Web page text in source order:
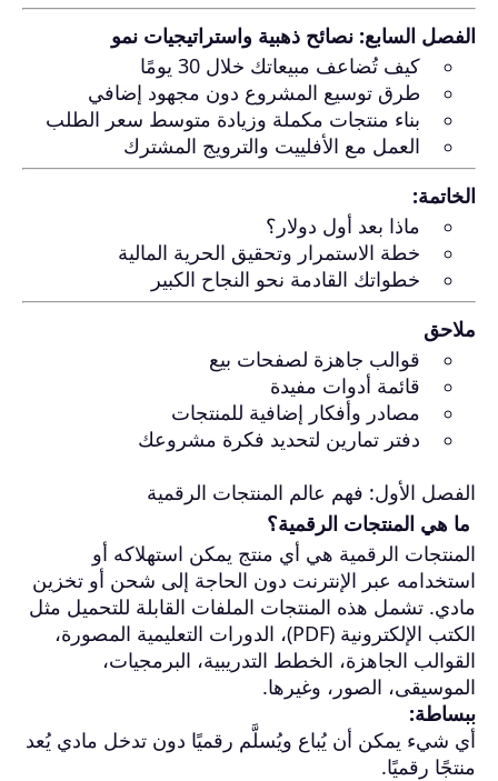
الفصل السابع: نصائح ذهبية واستراتيجيات نمو
كيف تُضاعف مبيعاتك خلال 30 يومًا
طرق توسيع المشروع دون مجهود إضافي
بناء منتجات مكملة وزيادة متوسط سعر الطلب
العمل مع الأفلييت والترويج المشترك
الخاتمة:
ماذا بعد أول دولار؟
خطة الاستمرار وتحقيق الحرية المالية
خطواتك القادمة نحو النجاح الكبير
ملاحق
قوالب جاهزة لصفحات بيع
قائمة أدوات مفيدة
مصادر وأفكار إضافية للمنتجات
دفتر تمارين لتحديد فكرة مشروعك
الفصل الأول: فهم عالم المنتجات الرقمية
ما هي المنتجات الرقمية؟
المنتجات الرقمية هي أي منتج يمكن استهلاكه أو
استخدامه عبر الإنترنت دون الحاجة إلى شحن أو تخزين
مادي. تشمل هذه المنتجات الملفات القابلة للتحميل مثل
الكتب الإلكترونية (PDF)، الدورات التعليمية المصورة،
القوالب الجاهزة، الخطط التدريبية، البرمجيات،
الموسيقى، الصور، وغيرها.
ببساطة:
أي شيء يمكن أن يُباع ويُسلَّم رقميًا دون تدخل مادي يُعد
منتجًا رقميًا.